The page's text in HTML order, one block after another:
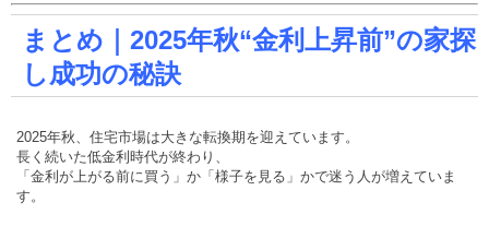
まとめ｜2025年秋“金利上昇前”の家探
し成功の秘訣
2025年秋、住宅市場は大きな転換期を迎えています。
長く続いた低金利時代が終わり、
「金利が上がる前に買う」か「様子を見る」かで迷う人が増えていま
す。